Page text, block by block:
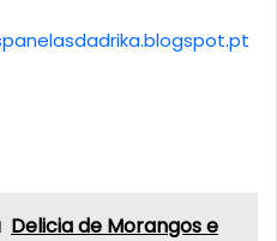
Delicia de Morangos e